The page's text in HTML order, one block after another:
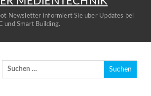
Newsletter informiert Sie über Updates bei
und Smart Building.